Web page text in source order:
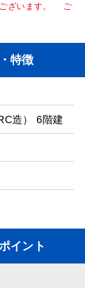
ございます。 ご
特徴
造） 6階建
イント